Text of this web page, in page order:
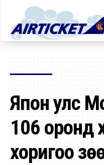
Япон улс
106 оронд
хоригоо